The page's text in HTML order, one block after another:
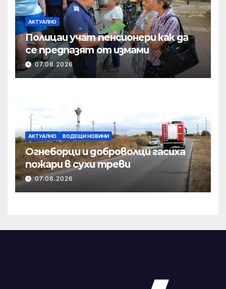
АКТУАЛНО
Полицаи учат пенсионери как да
се предпазят от измами
07.08.2026
АКТУАЛНО ВОДЕЩИ НОВИНИ
Огнеборци и доброволци гасиха
пожари в сухи треви
07.08.2026